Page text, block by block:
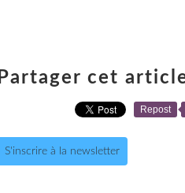
Partager cet
Repost
S'inscrire à la newsletter